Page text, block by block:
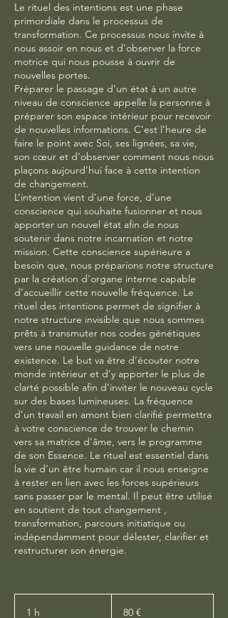
Le rituel des intentions est une phase
primordiale dans le processus de
transformation. Ce processus nous invite à
nous assoir en nous et d’observer la force
motrice qui nous pousse à ouvrir de
nouvelles portes.
Préparer le passage d’un état à un autre
niveau de conscience appelle la personne à
préparer son espace intérieur pour recevoir
de nouvelles informations. C’est l’heure de
faire le point avec Soi, ses lignées, sa vie,
son cœur et d’observer comment nous nous
plaçons aujourd’hui face à cette intention
de changement.
L’intention vient d’une force, d’une
conscience qui souhaite fusionner et nous
apporter un nouvel état afin de nous
soutenir dans notre incarnation et notre
mission. Cette conscience supérieure a
besoin que, nous préparions notre structure
par la création d’organe interne capable
d’accueillir cette nouvelle fréquence. Le
rituel des intentions permet de signifier à
notre structure invisible que nous sommes
prêts à transmuter nos codes génétiques
vers une nouvelle guidance de notre
existence. Le but va être d’écouter notre
monde intérieur et d’y apporter le plus de
clarté possible afin d’inviter le nouveau cycle
sur des bases lumineuses. La fréquence
d’un travail en amont bien clarifié permettra
à votre conscience de trouver le chemin
vers sa matrice d’âme, vers le programme
de son Essence. Le rituel est essentiel dans
la vie d’un être humain car il nous enseigne
à rester en lien avec les forces supérieurs
sans passer par le mental. Il peut être utilisé
en soutient de tout changement ,
transformation, parcours initiatique ou
indépendamment pour délester, clarifier et
restructurer son énergie.
1 h 80 €